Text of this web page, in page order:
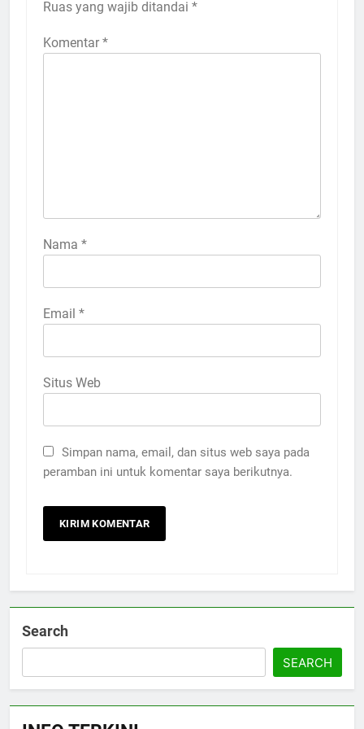
Ruas yang wajib ditandai *
Komentar *
Nama *
Email *
Situs Web
Simpan nama, email, dan situs web saya pada
peramban ini untuk komentar saya berikutnya.
Search
SEARCH
5
CATATAN PKU 2026: Perdalam
Qawaʿid Fiqhiyyah, Arham
Ahmad: Ilmu Harus Menjadi